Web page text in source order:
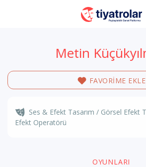
Metin
FAVORİME EKLE
Ses & Efekt Tasarım / Görsel Efekt
Efekt Operatörü
OYUNLARI